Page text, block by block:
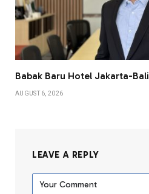
Babak Baru Hotel Jakarta-Bali
AUGUST 6, 2026
LEAVE A REPLY